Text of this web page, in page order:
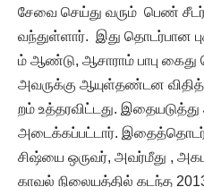
சேவை செய்து வரும் பெண்
வந்துள்ளார். இது தொடர்பான
ம் ஆண்டு, ஆசாராம் பாபு
அவருக்கு ஆயுள்தண்டன
றம் உத்தரவிட்டது.
அடைக்கப்பட்டார்.
சிஷ்யை ஒருவர், அவர்மீது ,
காவல் நிலையத்தில் கடந்த